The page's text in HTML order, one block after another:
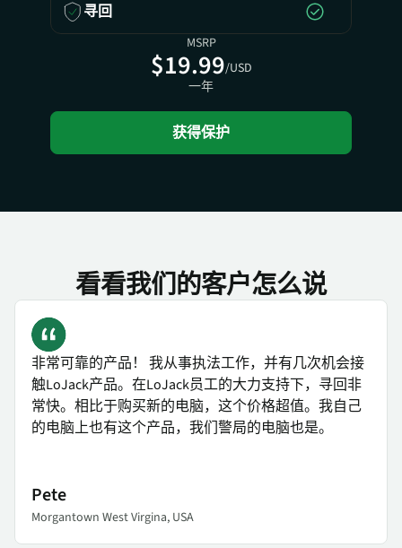
寻回
MSRP
$19.99/USD
一年
获得保护
看看我们的客户怎么说
非常可靠的产品！ 我从事执法工作，并有几次机会接
触LoJack产品。在LoJack员工的大力支持下，寻回非
常快。相比于购买新的电脑，这个价格超值。我自己
的电脑上也有这个产品，我们警局的电脑也是。
Pete
Morgantown West Virgina, USA